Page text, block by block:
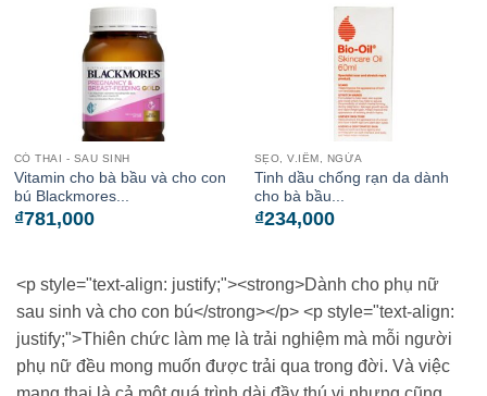
CÓ THAI - SAU SINH
Vitamin cho bà bầu và cho con
bú Blackmores...
₫781,000
SẸO, V.IÊM, NGỨA
Tinh dầu chống rạn da dành
cho bà bầu...
₫234,000
<p style="text-align: justify;"><strong>Dành cho phụ nữ
sau sinh và cho con bú</strong></p> <p style="text-align:
justify;">Thiên chức làm mẹ là trải nghiệm mà mỗi người
phụ nữ đều mong muốn được trải qua trong đời. Và việc